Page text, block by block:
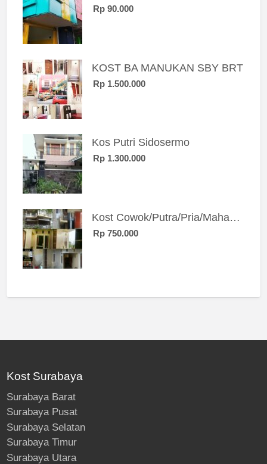
Rp 90.000
KOST BA MANUKAN SBY BRT
Rp 1.500.000
Kos Putri Sidosermo
Rp 1.300.000
Kost Cowok/Putra/Pria/Mahasiswa/Karyawan SIngle eksklusif bangunan baru
Rp 750.000
Kost Surabaya
Surabaya Barat
Surabaya Pusat
Surabaya Selatan
Surabaya Timur
Surabaya Utara